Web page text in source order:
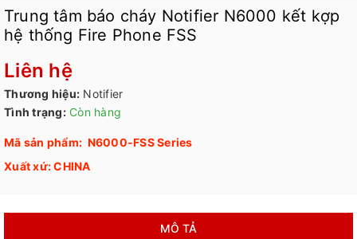
Trung tâm báo cháy Notifier N6000 kết kợp
hệ thống Fire Phone FSS
Liên hệ
Thương hiệu: Notifier
Tình trạng: Còn hàng
Mã sản phẩm: N6000-FSS Series
Xuất xứ: CHINA
MÔ TẢ